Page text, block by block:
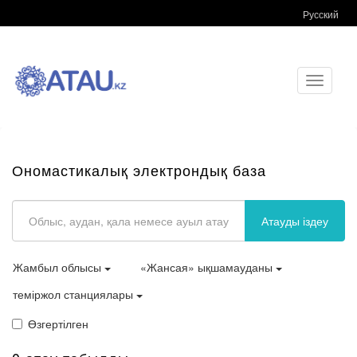
Русский
Toggle
Ономастикалық электрондық база
Атауды іздеу
Жамбыл облысы
«Жансая» ықшамауданы
теміржол станциялары
Өзгертілген